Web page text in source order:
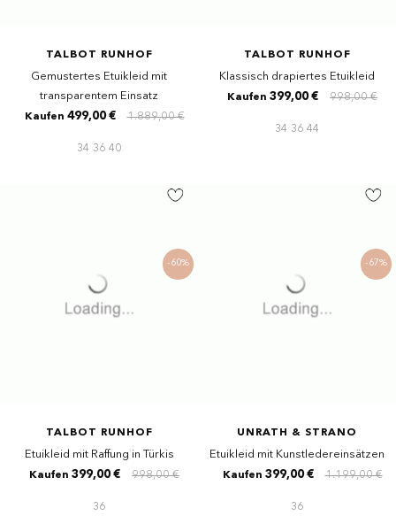
TALBOT RUNHOF
Gemustertes Etuikleid mit
transparentem Einsatz
1.889,00 €
Kaufen 499,00 €
34 36 40
TALBOT RUNHOF
Klassisch drapiertes Etuikleid
998,00 €
Kaufen 399,00 €
34 36 44
-60%
TALBOT RUNHOF
Etuikleid mit Raffung in Türkis
998,00 €
Kaufen 399,00 €
36
-67%
UNRATH & STRANO
Etuikleid mit Kunstledereinsätzen
1.199,00 €
Kaufen 399,00 €
36